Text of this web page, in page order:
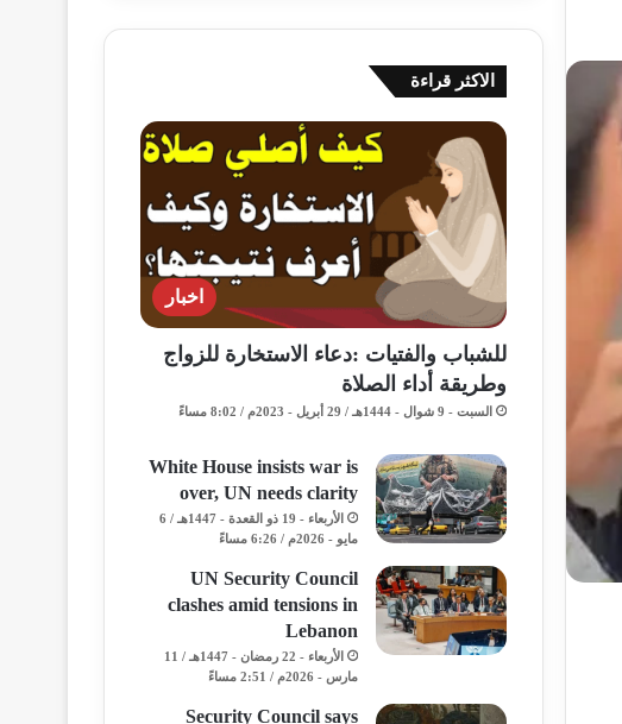
الاكثر قراءة
اخبار
للشباب والفتيات :دعاء الاستخارة للزواج
وطريقة أداء الصلاة
السبت - 9 شوال - 1444هـ / 29 أبريل - 2023م / 8:02 مساءً
White House insists war is
over, UN needs clarity
الأربعاء - 19 ذو القعدة - 1447هـ / 6
مايو - 2026م / 6:26 مساءً
UN Security Council
clashes amid tensions in
Lebanon
الأربعاء - 22 رمضان - 1447هـ / 11
مارس - 2026م / 2:51 مساءً
Security Council says